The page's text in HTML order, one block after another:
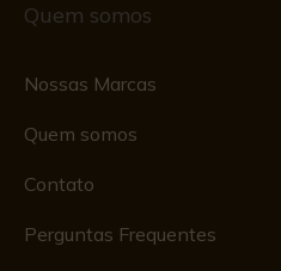
Quem somos
Nossas Marcas
Quem somos
Contato
Perguntas Frequentes